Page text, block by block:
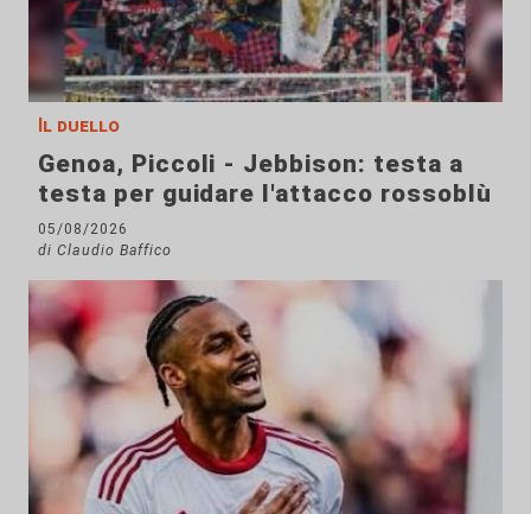
Il duello
Genoa, Piccoli - Jebbison: testa a
testa per guidare l'attacco rossoblù
05/08/2026
di Claudio Baffico